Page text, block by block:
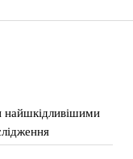
найшкідливішими